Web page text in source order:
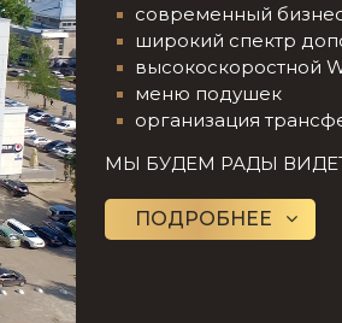
современный
широкий спектр
высокоскоростной
меню подушек
организация
МЫ БУДЕМ РАДЫ
ПОДРОБНЕЕ